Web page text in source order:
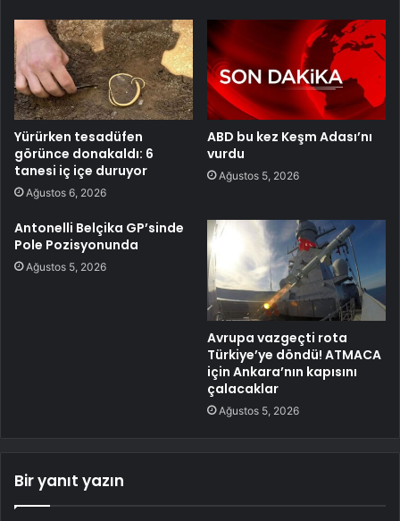
Yürürken tesadüfen
görünce donakaldı: 6
tanesi iç içe duruyor
Ağustos 6, 2026
ABD bu kez Keşm Adası’nı
vurdu
Ağustos 5, 2026
Antonelli Belçika GP’sinde
Pole Pozisyonunda
Ağustos 5, 2026
Avrupa vazgeçti rota
Türkiye’ye döndü! ATMACA
için Ankara’nın kapısını
çalacaklar
Ağustos 5, 2026
Bir yanıt yazın